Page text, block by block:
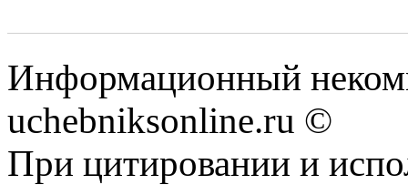
Информационный
uchebniksonline.ru ©
При цитировании и